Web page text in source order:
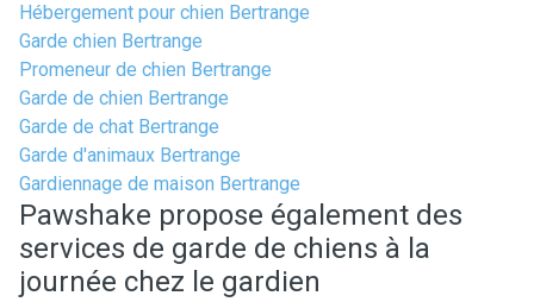
Hébergement pour chien Bertrange
Garde chien Bertrange
Promeneur de chien Bertrange
Garde de chien Bertrange
Garde de chat Bertrange
Garde d'animaux Bertrange
Gardiennage de maison Bertrange
Pawshake propose également des
services de garde de chiens à la
journée chez le gardien